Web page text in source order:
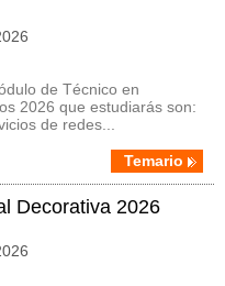
de Técnico en
2026 que estudiarás son:
de redes...
Temario
Decorativa 2026